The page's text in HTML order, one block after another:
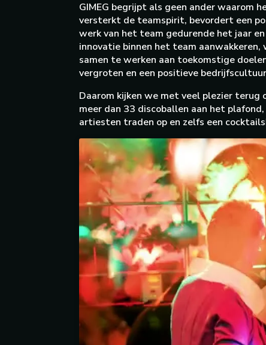
GIMEG begrijpt als geen ander waarom
versterkt de teamspirit, bevordert een
werk van het team gedurende het jaar
innovatie binnen het team
samen te werken aan toekomstige
vergroten en een positieve
Daarom kijken we met veel plezier
meer dan 33 discoballen aan het
artiesten traden op en zelfs een